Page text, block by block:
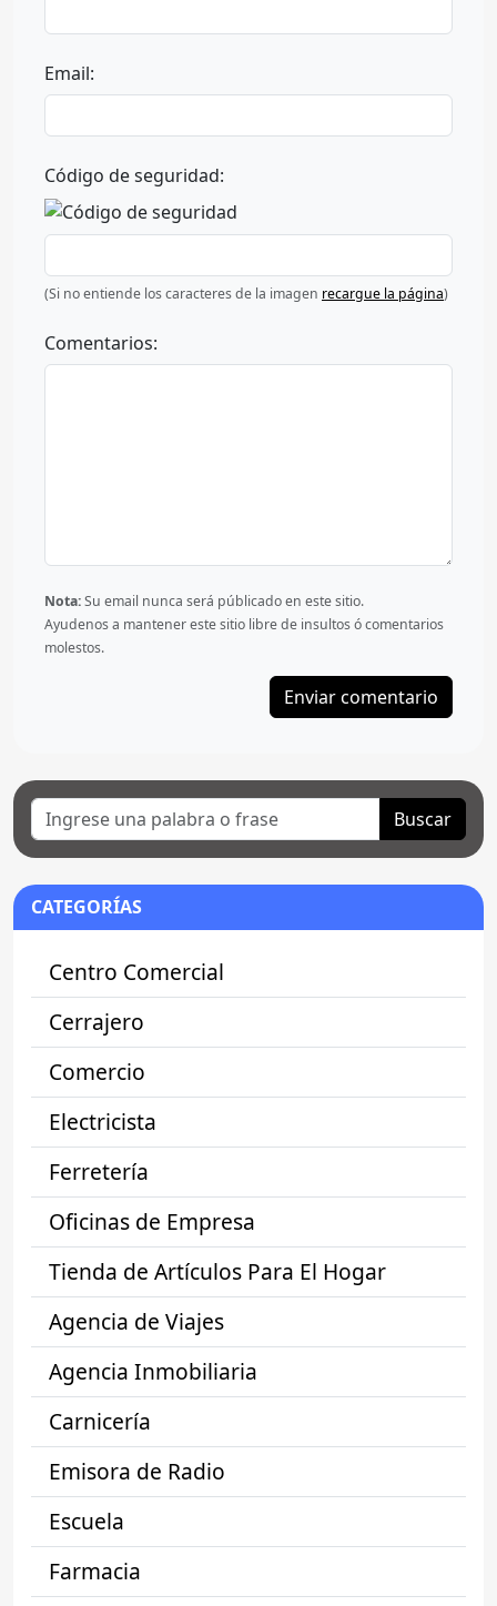
Email:
Código de seguridad:
(Si no entiende los caracteres de la imagen recargue la página)
Comentarios:
Nota:Su email nunca será públicado en este sitio.
Ayudenos a mantener este sitio libre de insultos ó comentarios
molestos.
Buscar
CATEGORÍAS
Centro Comercial
Cerrajero
Comercio
Electricista
Ferretería
Oficinas de Empresa
Tienda de Artículos Para El Hogar
Agencia de Viajes
Agencia Inmobiliaria
Carnicería
Emisora de Radio
Escuela
Farmacia